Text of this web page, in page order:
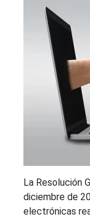
La Resolución
diciembre de
electrónicas